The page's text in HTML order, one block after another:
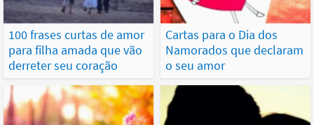
100 frases curtas de amor
para filha amada que vão
derreter seu coração
Cartas para o Dia dos
Namorados que declaram
o seu amor